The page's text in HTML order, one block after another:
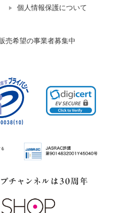
個人情報保護について
売希望の事業者募集中